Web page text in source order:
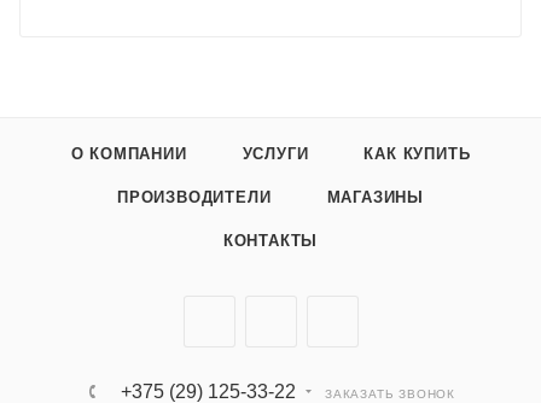
О КОМПАНИИ УСЛУГИ КАК КУПИТЬ
ПРОИЗВОДИТЕЛИ МАГАЗИНЫ
КОНТАКТЫ
+375 (29) 125-33-22 ЗАКАЗАТЬ ЗВОНОК